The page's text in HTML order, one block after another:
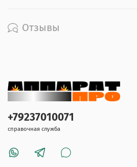
Отзывы
+79237010071
справочная служба